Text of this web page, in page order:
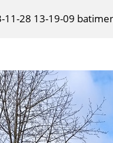
11-28 13-19-09